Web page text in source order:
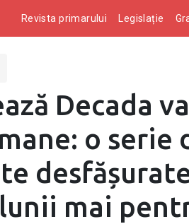
Revista primarului Legislație
Decada
o serie
mai